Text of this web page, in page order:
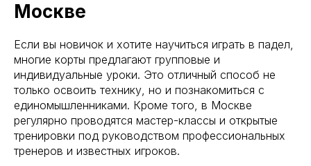
Москве
Если вы новичок и хотите научиться играть в падел,
многие корты предлагают групповые и
индивидуальные уроки. Это отличный способ не
только освоить технику, но и познакомиться с
единомышленниками. Кроме того, в Москве
регулярно проводятся мастер-классы и открытые
тренировки под руководством профессиональных
тренеров и известных игроков.